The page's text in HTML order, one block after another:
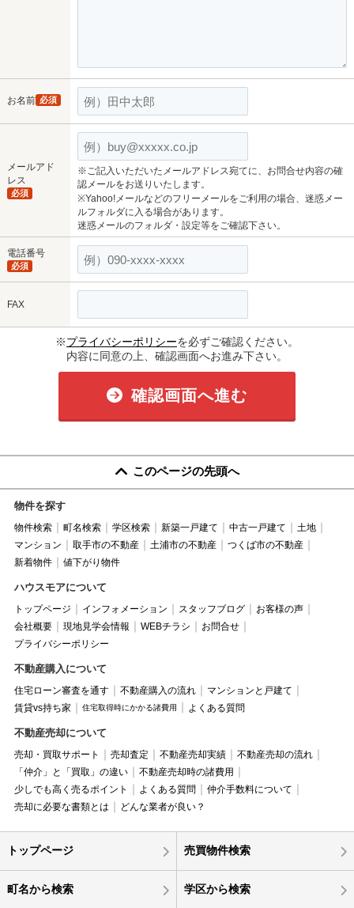
お名前 必須
メールアド
レス
必須
※ご記入いただいたメールアドレス宛てに、お問合せ内容の確
認メールをお送りいたします。
※Yahoo!メールなどのフリーメールをご利用の場合、迷惑メー
ルフォルダに入る場合があります。
迷惑メールのフォルダ・設定等をご確認下さい。
電話番号
必須
FAX
※プライバシーポリシーを必ずご確認ください。
内容に同意の上、確認画面へお進み下さい。
確認画面へ進む
このページの先頭へ
物件を探す
物件検索 町名検索 学区検索 新築一戸建て 中古一戸建て
土地
マンション
取手市の不動産 土浦市の不動産
つくば市の不動産
新着物件
値下がり物件
ハウスモアについて
トップページ インフォメーション スタッフブログ
お客様の声
会社概要
現地見学会情報 WEBチラシ
お問合せ
プライバシーポリシー
不動産購入について
住宅ローン審査を通す 不動産購入の流れ
マンションと戸建て
賃貸vs持ち家
住宅取得時にかかる諸費用 よくある質問
不動産売却について
売却・買取サポート 売却査定 不動産売却実績
不動産売却の流れ
「仲介」と「買取」の違い
不動産売却時の諸費用
少しでも高く売るポイント
よくある質問
仲介手数料について
売却に必要な書類とは
どんな業者が良い？
トップページ 売買物件検索
町名から検索 学区から検索